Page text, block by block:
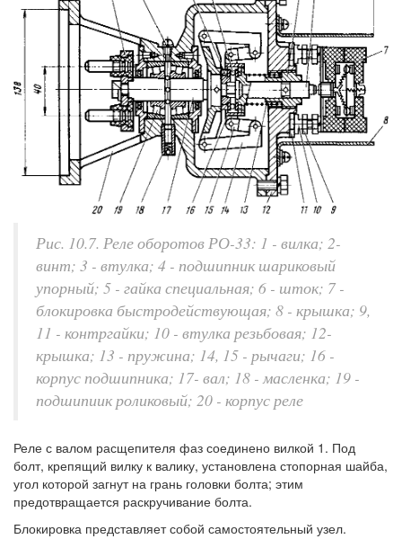
Рис. 10.7. Реле оборотов РО-33: 1 - вилка; 2-
винт; 3 - втулка; 4 - подшипник шариковый
упорный; 5 - гайка специальная; 6 - шток; 7 -
блокировка быстродействующая; 8 - крышка; 9,
11 - контргайки; 10 - втулка резьбовая; 12-
крышка; 13 - пружина; 14, 15 - рычаги; 16 -
корпус подшипника; 17- вал; 18 - масленка; 19 -
подшипиик роликовый; 20 - корпус реле
Реле с валом расщепителя фаз соединено вилкой 1. Под
болт, крепящий вилку к валику, установлена стопорная шайба,
угол которой загнут на грань головки болта; этим
предотвращается раскручивание болта.
Блокировка представляет собой самостоятельный узел.